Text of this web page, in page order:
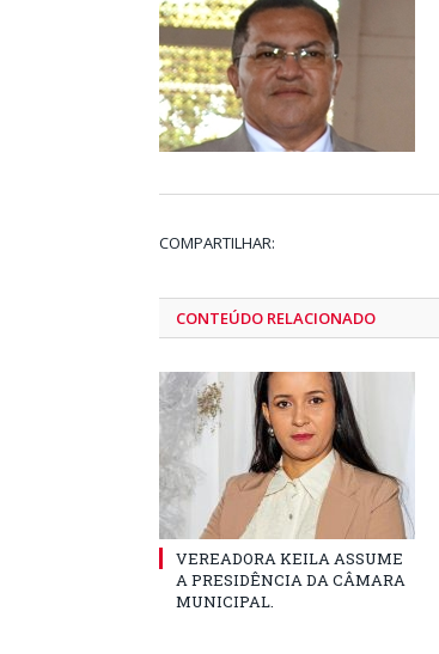
COMPARTILHAR:
CONTEÚDO RELACIONADO
VEREADORA KEILA ASSUME
A PRESIDÊNCIA DA CÂMARA
MUNICIPAL.